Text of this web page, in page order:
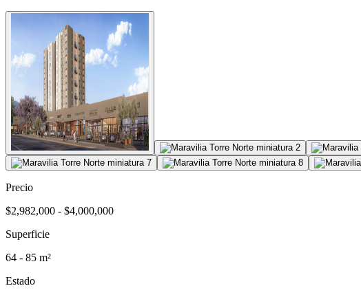
Precio
$2,982,000 - $4,000,000
Superficie
64 - 85 m²
Estado